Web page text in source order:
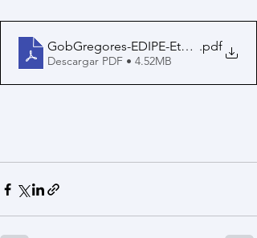
GobGregores-EDIPE-EtapaI-SC-v23-
.pdf
Descargar PDF • 4.52MB